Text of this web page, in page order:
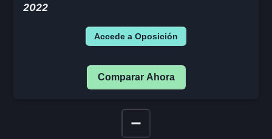
2022
Accede a Oposición
Comparar Ahora